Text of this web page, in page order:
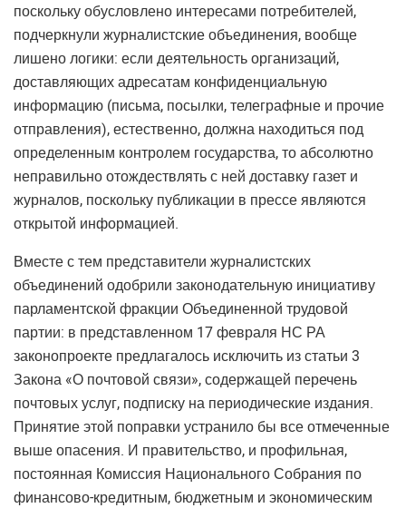
поскольку обусловлено интересами потребителей,
подчеркнули журналистские объединения, вообще
лишено логики: если деятельность организаций,
доставляющих адресатам конфиденциальную
информацию (письма, посылки, телеграфные и прочие
отправления), естественно, должна находиться под
определенным контролем государства, то абсолютно
неправильно отождествлять с ней доставку газет и
журналов, поскольку публикации в прессе являются
открытой информацией.
Вместе с тем представители журналистских
объединений одобрили законодательную инициативу
парламентской фракции Объединенной трудовой
партии: в представленном 17 февраля НС РА
законопроекте предлагалось исключить из статьи 3
Закона «О почтовой связи», содержащей перечень
почтовых услуг, подписку на периодические издания.
Принятие этой поправки устранило бы все отмеченные
выше опасения. И правительство, и профильная,
постоянная Комиссия Национального Собрания по
финансово-кредитным, бюджетным и экономическим